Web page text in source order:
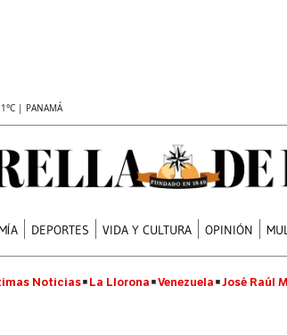
| PANAMÁ
DEPORTES VIDA Y CULTURA OPINIÓN
Noticias La Llorona Venezuela José Raúl